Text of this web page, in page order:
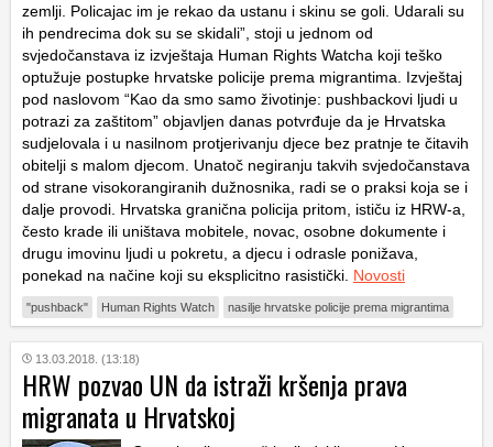
zemlji. Policajac im je rekao da ustanu i skinu se goli. Udarali su
ih pendrecima dok su se skidali”, stoji u jednom od
svjedočanstava iz izvještaja Human Rights Watcha koji teško
optužuje postupke hrvatske policije prema migrantima. Izvještaj
pod naslovom “Kao da smo samo životinje: pushbackovi ljudi u
potrazi za zaštitom” objavljen danas potvrđuje da je Hrvatska
sudjelovala i u nasilnom protjerivanju djece bez pratnje te čitavih
obitelji s malom djecom. Unatoč negiranju takvih svjedočanstava
od strane visokorangiranih dužnosnika, radi se o praksi koja se i
dalje provodi. Hrvatska granična policija pritom, ističu iz HRW-a,
često krade ili uništava mobitele, novac, osobne dokumente i
drugu imovinu ljudi u pokretu, a djecu i odrasle ponižava,
ponekad na načine koji su eksplicitno rasistički. Novosti
"pushback" Human Rights Watch nasilje hrvatske policije prema migrantima
13.03.2018. (13:18)
HRW pozvao UN da istraži kršenja prava
migranata u Hrvatskoj